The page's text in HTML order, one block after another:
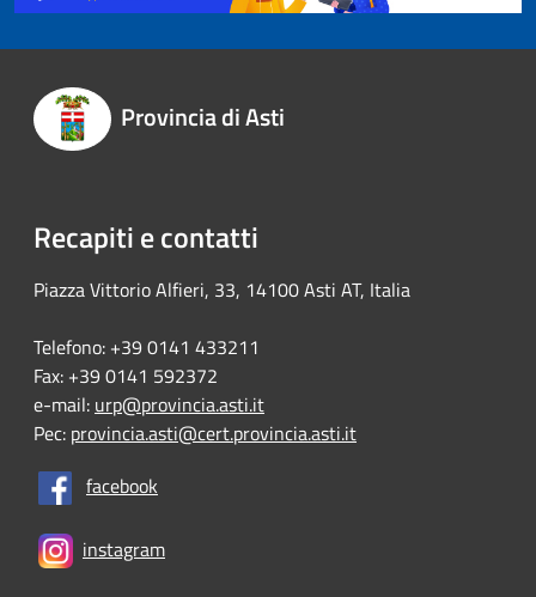
Provincia di Asti
Recapiti e contatti
Piazza Vittorio Alfieri, 33, 14100 Asti AT, Italia
Telefono: +39 0141 433211
Fax: +39 0141 592372
e-mail: urp@provincia.asti.it
Pec: provincia.asti@cert.provincia.asti.it
facebook
instagram